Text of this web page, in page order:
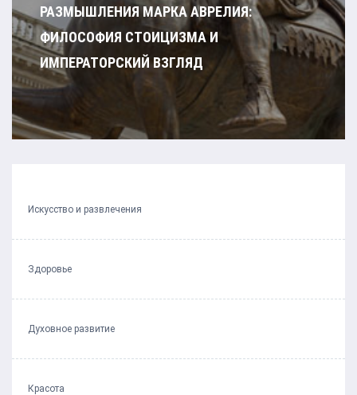
РАЗМЫШЛЕНИЯ МАРКА АВРЕЛИЯ:
ФИЛОСОФИЯ СТОИЦИЗМА И
ИМПЕРАТОРСКИЙ ВЗГЛЯД
Искусство и развлечения
Здоровье
Духовное развитие
Красота